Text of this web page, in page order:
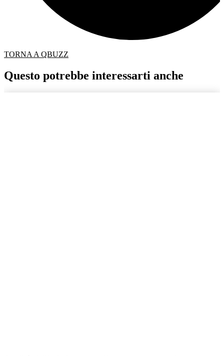
TORNA A QBUZZ
Questo potrebbe interessarti anche